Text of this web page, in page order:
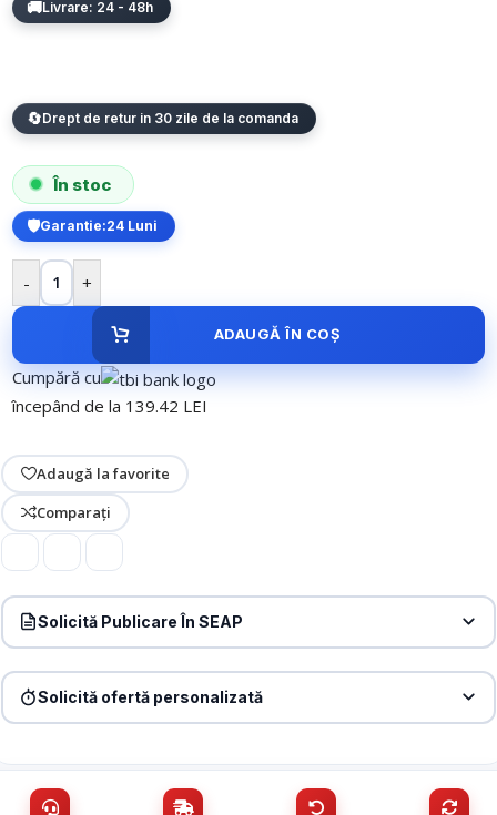
Livrare: 24 - 48h
Drept de retur in 30 zile de la comanda
În stoc
Garantie:24 Luni
- +
ADAUGĂ ÎN COȘ
Cumpără cu
începând de la 139.42 LEI
Adaugă la favorite
Comparați
Solicită Publicare În SEAP
CUI
Solicită ofertă personalizată
Nume / firmă